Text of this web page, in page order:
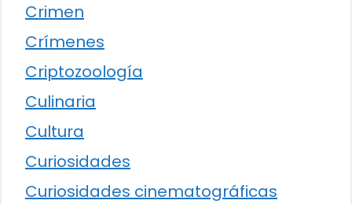
Crimen
Crímenes
Criptozoología
Culinaria
Cultura
Curiosidades
Curiosidades cinematográficas